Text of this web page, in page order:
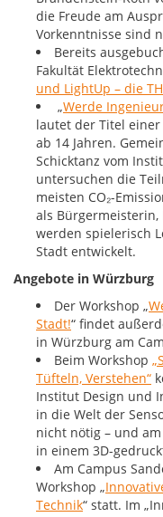
die Freude am
Vorkenntnisse sind
Bereits
Fakultät
und LightUp – die
„Werde
lautet der Titel
ab 14 Jahren.
Schicktanz vom
untersuchen die
meisten CO₂-
als
werden spielerisch
Stadt entwickelt.
Angebote in Würzburg
Der Workshop „
Stadt!“ findet
in Würzburg am
Beim Workshop
Tüfteln, Verstehen“
Institut Design und
in die Welt der
nicht nötig – und
in einem 3D-
Am Campus
Workshop „
Technik“ statt. Im